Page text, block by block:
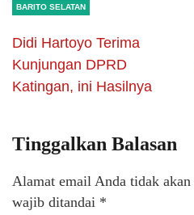
BARITO SELATAN
Didi Hartoyo Terima
Kunjungan DPRD
Katingan, ini Hasilnya
Tinggalkan Balasan
Alamat email Anda tidak
wajib ditandai *